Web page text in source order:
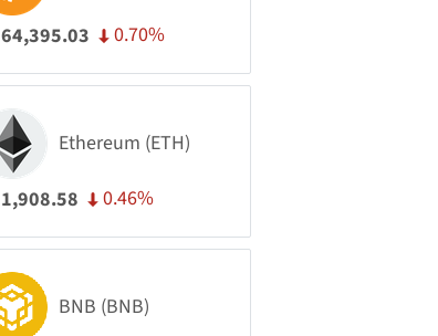
64,395.03 0.70%
Ethereum (ETH)
1,908.58 0.46%
BNB (BNB)